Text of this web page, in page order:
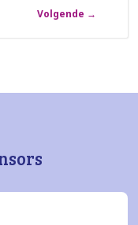
Volgende →